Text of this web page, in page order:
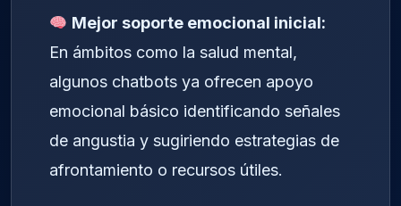
Mejor soporte emocional inicial:
En ámbitos como la salud mental,
algunos chatbots ya ofrecen apoyo
emocional básico identificando señales
de angustia y sugiriendo estrategias de
afrontamiento o recursos útiles.